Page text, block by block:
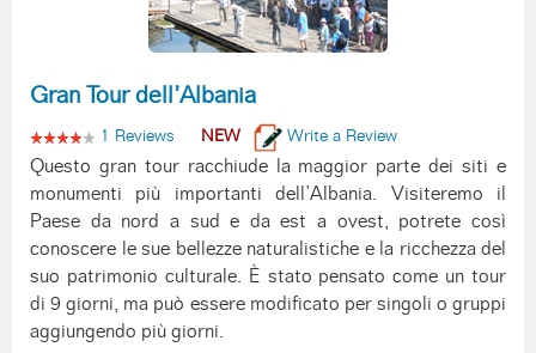
Gran Tour dell’Albania
1 Reviews NEW Write a Review
Questo gran tour racchiude la maggior parte dei siti e
monumenti più importanti dell’Albania. Visiteremo il
Paese da nord a sud e da est a ovest, potrete così
conoscere le sue bellezze naturalistiche e la ricchezza del
suo patrimonio culturale. È stato pensato come un tour
di 9 giorni, ma può essere modificato per singoli o gruppi
aggiungendo più giorni.